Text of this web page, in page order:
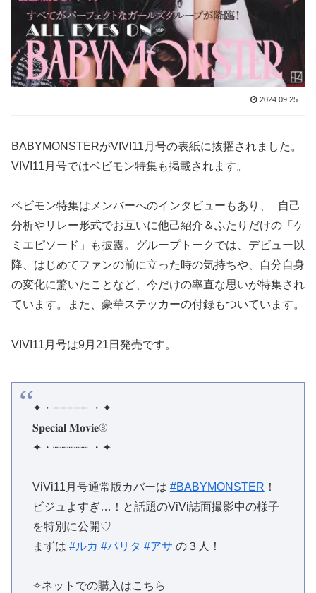
2024.09.25
BABYMONSTERがVIVI11月号の表紙に抜擢されました。
VIVI11月号ではベビモン特集も掲載されます。
ベビモン特集はメンバーへのインタビューもあり、 自己
分析やリレー形式でお互いに他己紹介＆ふたりだけの「ケ
ミエピソード」も披露。グループトークでは、デビュー以
降、はじめてファンの前に立った時の気持ちや、自分自身
の変化に驚いたことなど、今だけの率直な思いが特集され
ています。また、豪華ステッカーの付録もついています。
VIVI11月号は9月21日発売です。
✦・┈┈┈┈┈ ・✦
𝐒𝐩𝐞𝐜𝐢𝐚𝐥 𝐌𝐨𝐯𝐢𝐞⑧
✦・┈┈┈┈┈ ・✦
ViVi11月号通常版カバーは #BABYMONSTER ！
ビジュよすぎ…！と話題のViVi誌面撮影中の様子
を特別に公開♡
まずは #ルカ #パリタ #アサ の３人！
✧ネットでの購入はこちら